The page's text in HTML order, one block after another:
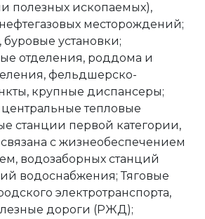
полезных ископаемых),
месторождений;
установки;
отделения, роддома и
фельдшерско-
крупные диспансеры;
тепловые
станции первой категории,
связана с жизнеобеспечением
водозаборных станций
водоснабжения; Тяговые
электротранспорта,
дороги (РЖД);